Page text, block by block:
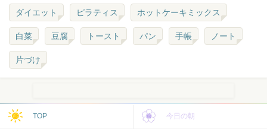
ダイエット ピラティス ホットケーキミックス
白菜 豆腐 トースト パン 手帳 ノート
片づけ
TOP 今日の朝